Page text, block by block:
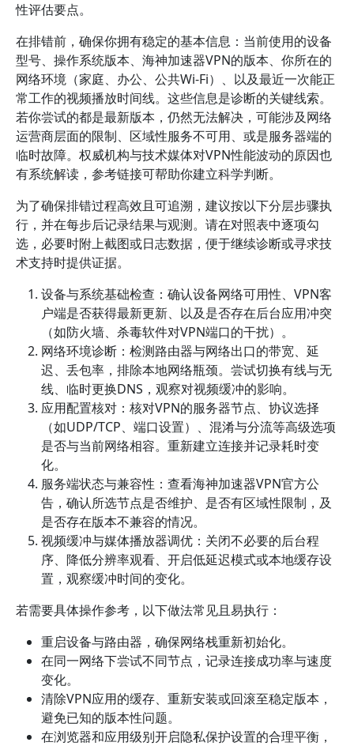
性评估要点。
在排错前，确保你拥有稳定的基本信息：当前使用的设备
型号、操作系统版本、海神加速器VPN的版本、你所在的
网络环境（家庭、办公、公共Wi‑Fi）、以及最近一次能正
常工作的视频播放时间线。这些信息是诊断的关键线索。
若你尝试的都是最新版本，仍然无法解决，可能涉及网络
运营商层面的限制、区域性服务不可用、或是服务器端的
临时故障。权威机构与技术媒体对VPN性能波动的原因也
有系统解读，参考链接可帮助你建立科学判断。
为了确保排错过程高效且可追溯，建议按以下分层步骤执
行，并在每步后记录结果与观测。请在对照表中逐项勾
选，必要时附上截图或日志数据，便于继续诊断或寻求技
术支持时提供证据。
设备与系统基础检查：确认设备网络可用性、VPN客
户端是否获得最新更新、以及是否存在后台应用冲突
（如防火墙、杀毒软件对VPN端口的干扰）。
网络环境诊断：检测路由器与网络出口的带宽、延
迟、丢包率，排除本地网络瓶颈。尝试切换有线与无
线、临时更换DNS，观察对视频缓冲的影响。
应用配置核对：核对VPN的服务器节点、协议选择
（如UDP/TCP、端口设置）、混淆与分流等高级选项
是否与当前网络相容。重新建立连接并记录耗时变
化。
服务端状态与兼容性：查看海神加速器VPN官方公
告，确认所选节点是否维护、是否有区域性限制，及
是否存在版本不兼容的情况。
视频缓冲与媒体播放器调优：关闭不必要的后台程
序、降低分辨率观看、开启低延迟模式或本地缓存设
置，观察缓冲时间的变化。
若需要具体操作参考，以下做法常见且易执行：
重启设备与路由器，确保网络栈重新初始化。
在同一网络下尝试不同节点，记录连接成功率与速度
变化。
清除VPN应用的缓存、重新安装或回滚至稳定版本，
避免已知的版本性问题。
在浏览器和应用级别开启隐私保护设置的合理平衡，